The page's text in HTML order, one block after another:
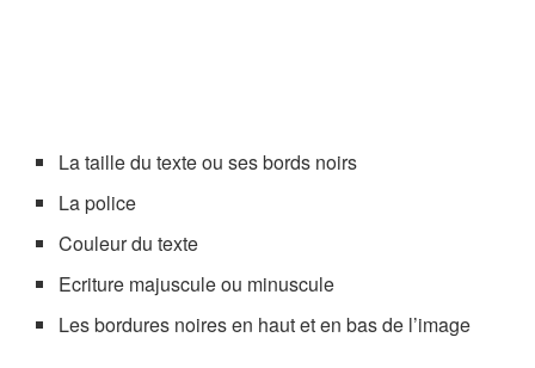
La taille du texte ou ses bords noirs
La police
Couleur du texte
Ecriture majuscule ou minuscule
Les bordures noires en haut et en bas de l’image